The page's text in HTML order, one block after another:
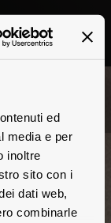
ed
media e per
inoltre
sito con i
dati web,
combinarle